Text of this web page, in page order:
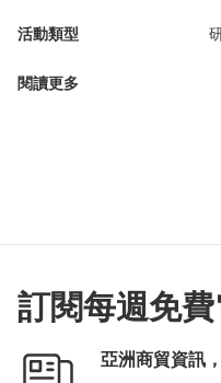
活動類型
閱讀更多
訂閱每週免
亞洲商貿資訊